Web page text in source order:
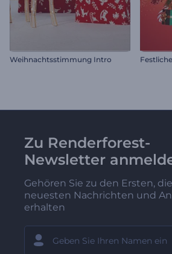
Weihnachtsstimmung Intro
Zu Renderforest-
Newsletter
Gehören Sie zu den Ersten,
neuesten Nachrichten und
erhalten